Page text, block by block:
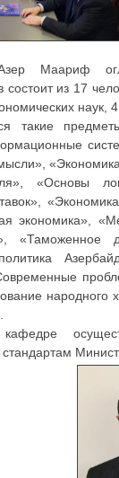
Азер Маариф
состоит из 17
наук, 4
такие
«Основы
экономика»,
«Таможенное
народного